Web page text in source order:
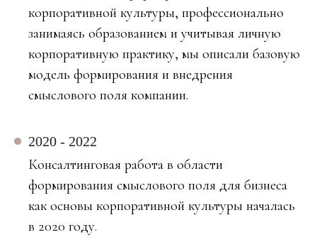
корпоративной культуры, профессионально
занимаясь образованием и учитывая личную
корпоративную практику, мы описали базовую
модель формирования и внедрения
смыслового поля компании.
2020 - 2022
Консалтинговая работа в области
формирования смыслового поля для бизнеса
как основы корпоративной культуры началась
в 2020 году.